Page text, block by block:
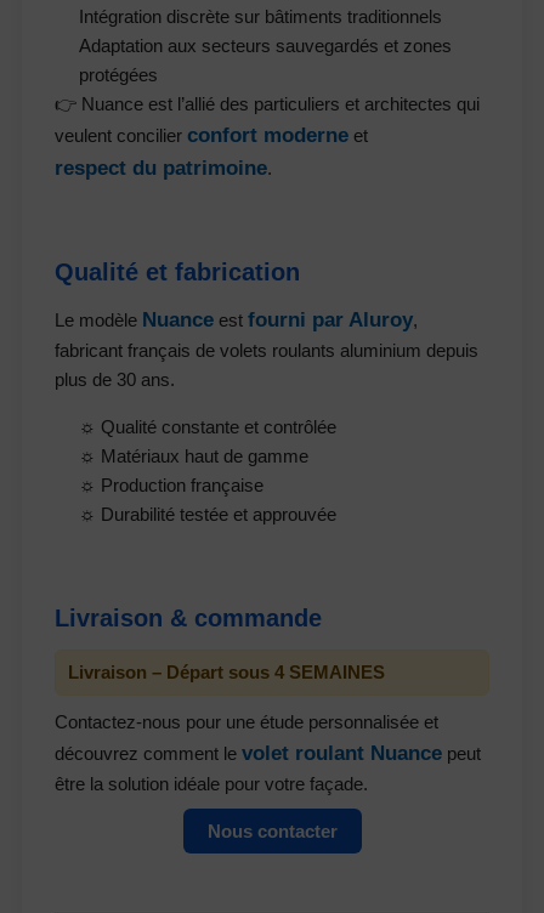
Intégration discrète sur bâtiments traditionnels
Adaptation aux secteurs sauvegardés et zones
protégées
👉 Nuance est l’allié des particuliers et architectes qui
veulent concilierconfort moderne et
respect du patrimoine.
Qualité et fabrication
Le modèle Nuance estfourni par Aluroy,
fabricant français de volets roulants aluminium depuis
plus de 30 ans.
☼ Qualité constante et contrôlée
☼ Matériaux haut de gamme
☼ Production française
☼ Durabilité testée et approuvée
Livraison & commande
Livraison – Départ sous 4 SEMAINES
Contactez-nous pour une étude personnalisée et
découvrez comment levolet roulant Nuance peut
être la solution idéale pour votre façade.
Nous contacter